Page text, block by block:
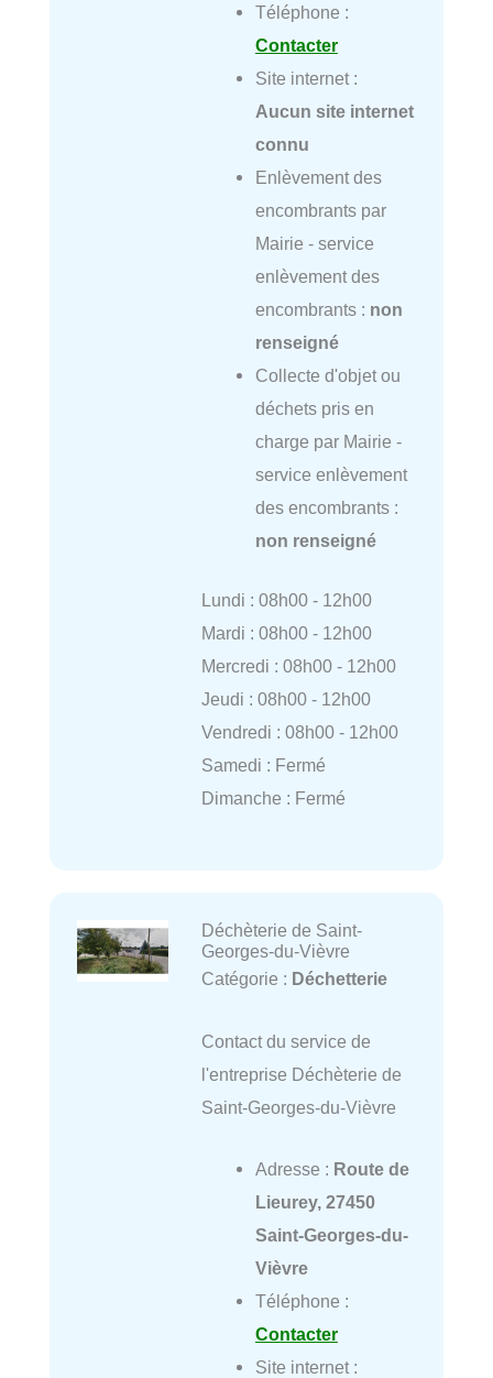
Téléphone :
Contacter
Site internet :
Aucun site internet
connu
Enlèvement des
encombrants par
Mairie - service
enlèvement des
encombrants : non
renseigné
Collecte d'objet ou
déchets pris en
charge par Mairie -
service enlèvement
des encombrants :
non renseigné
Lundi : 08h00 - 12h00
Mardi : 08h00 - 12h00
Mercredi : 08h00 - 12h00
Jeudi : 08h00 - 12h00
Vendredi : 08h00 - 12h00
Samedi : Fermé
Dimanche : Fermé
Déchèterie de Saint-
Georges-du-Vièvre
Catégorie : Déchetterie
Contact du service de
l'entreprise Déchèterie de
Saint-Georges-du-Vièvre
Adresse : Route de
Lieurey, 27450
Saint-Georges-du-
Vièvre
Téléphone :
Contacter
Site internet :